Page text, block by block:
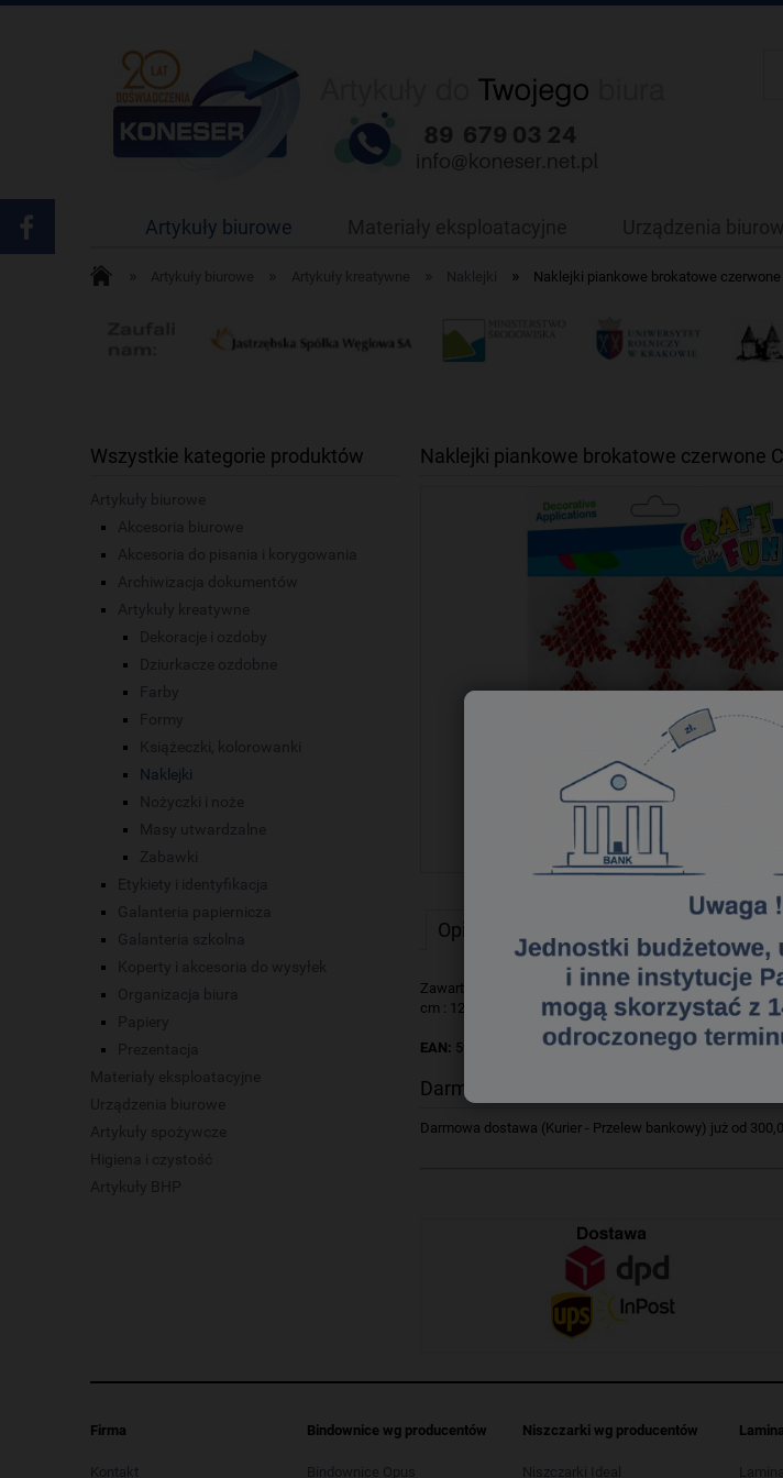
Artykuły biurowe Materiały eksploatacyjne Urządzenia
Artykuły biurowe Artykuły kreatywne Naklejki » Naklejki piankowe brokatowe
Wszystkie kategorie produktów
Artykuły biurowe
Akcesoria biurowe
Akcesoria do pisania i korygowania
Archiwizacja dokumentów
Artykuły kreatywne
Dekoracje i ozdoby
Dziurkacze ozdobne
Farby
Formy
Książeczki, kolorowanki
Naklejki
Nożyczki i noże
Masy utwardzalne
Zabawki
Etykiety i identyfikacja
Galanteria papiernicza
Galanteria szkolna
Koperty i akcesoria do wysyłek
Organizacja biura
Papiery
Prezentacja
Materiały eksploatacyjne
Urządzenia biurowe
Artykuły spożywcze
Higiena i czystość
Artykuły BHP
Naklejki piankowe brokatowe czerwone
Opis
Zawartość opakowania: 9 piankowych brokatowych
cm : 12x16x1. Pakowany w woreczek z zawieszką.
EAN: 5908275177777
Darmowa dostawa
Darmowa dostawa (Kurier - Przelew bankowy) już od
Firma
Kontakt
Bindownice wg producentów
Bindownice Opus
Niszczarki wg producentów
Niszczarki Ideal